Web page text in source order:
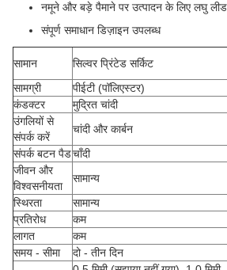
नमूने और बड़े पैमाने पर उत्पादन के लिए लघु
संपूर्ण समाधान डिज़ाइन उपलब्ध
सामान सिल्वर प्रिंटेड सर्किट
सामग्री
पीईटी (पॉलिएस्टर)
कंडक्टर
मुद्रित चांदी
उंगलियों से
संपर्क करें
चांदी और कार्बन
संपर्क बटन पैडचाँदी
जीवन और
विश्वसनीयता
सामान्य
स्थिरता
सामान्य
प्रतिरोध
कम
लागत
कम
समय - सीमा
दो - तीन दिन